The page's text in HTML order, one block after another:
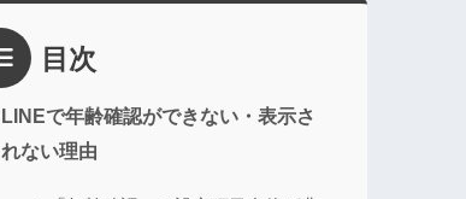
目次
LINEで年齢確認ができない・表示さ
れない理由